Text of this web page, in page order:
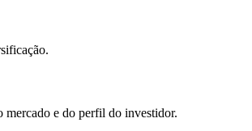
mercado e do perfil do investidor.